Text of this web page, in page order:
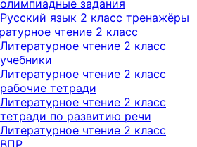
олимпиадные задания
Русский язык 2 класс тренажёры
чтение 2 класс
Литературное чтение 2 класс
учебники
Литературное чтение 2 класс
рабочие тетради
Литературное чтение 2 класс
тетради по развитию речи
Литературное чтение 2 класс
ВПР